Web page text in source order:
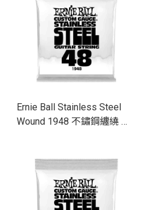
Ernie Ball Stainless Steel
Wound 1948 不鏽鋼纏繞 電